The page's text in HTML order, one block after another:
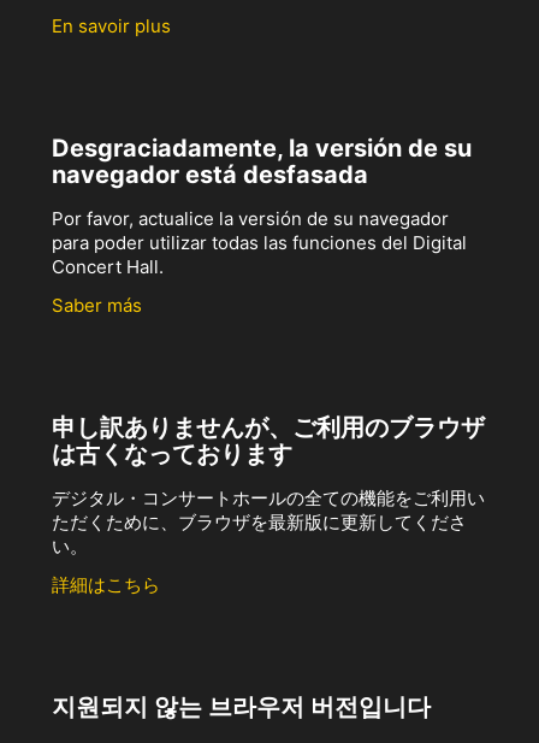
En savoir plus
Desgraciadamente, la versión de su
navegador está desfasada
Por favor, actualice la versión de su navegador
para poder utilizar todas las funciones del Digital
Concert Hall.
Saber más
申し訳ありませんが、ご利用のブラウザ
は古くなっております
デジタル・コンサートホールの全ての機能をご利用い
ただくために、ブラウザを最新版に更新してくださ
い。
詳細はこちら
지원되지 않는 브라우저 버전입니다